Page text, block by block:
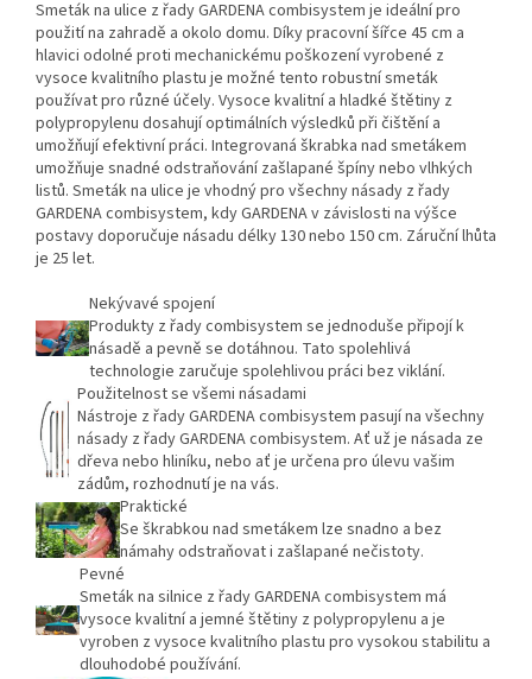
Smeták na ulice z řady GARDENA combisystem je ideální pro
použití na zahradě a okolo domu. Díky pracovní šířce 45 cm a
hlavici odolné proti mechanickému poškození vyrobené z
vysoce kvalitního plastu je možné tento robustní smeták
používat pro různé účely. Vysoce kvalitní a hladké štětiny z
polypropylenu dosahují optimálních výsledků při čištění a
umožňují efektivní práci. Integrovaná škrabka nad smetákem
umožňuje snadné odstraňování zašlapané špíny nebo vlhkých
listů. Smeták na ulice je vhodný pro všechny násady z řady
GARDENA combisystem, kdy GARDENA v závislosti na výšce
postavy doporučuje násadu délky 130 nebo 150 cm. Záruční lhůta
je 25 let.
Nekývavé spojení
Produkty z řady combisystem se jednoduše připojí k
násadě a pevně se dotáhnou. Tato spolehlivá
technologie zaručuje spolehlivou práci bez viklání.
Použitelnost se všemi násadami
Nástroje z řady GARDENA combisystem pasují na všechny
násady z řady GARDENA combisystem. Ať už je násada ze
dřeva nebo hliníku, nebo ať je určena pro úlevu vašim
zádům, rozhodnutí je na vás.
Praktické
Se škrabkou nad smetákem lze snadno a bez
námahy odstraňovat i zašlapané nečistoty.
Pevné
Smeták na silnice z řady GARDENA combisystem má
vysoce kvalitní a jemné štětiny z polypropylenu a je
vyroben z vysoce kvalitního plastu pro vysokou stabilitu a
dlouhodobé používání.